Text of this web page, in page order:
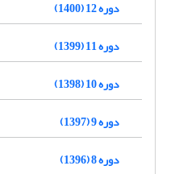
دوره 12 (1400)
دوره 11 (1399)
دوره 10 (1398)
دوره 9 (1397)
دوره 8 (1396)